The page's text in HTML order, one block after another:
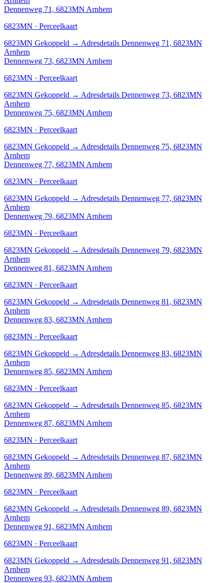
Dennenweg 71, 6823MN Arnhem
6823MN · Perceelkaart
6823MN Gekoppeld → Adresdetails Dennenweg 71, 6823MN
Arnhem
Dennenweg 73, 6823MN Arnhem
6823MN · Perceelkaart
6823MN Gekoppeld → Adresdetails Dennenweg 73, 6823MN
Arnhem
Dennenweg 75, 6823MN Arnhem
6823MN · Perceelkaart
6823MN Gekoppeld → Adresdetails Dennenweg 75, 6823MN
Arnhem
Dennenweg 77, 6823MN Arnhem
6823MN · Perceelkaart
6823MN Gekoppeld → Adresdetails Dennenweg 77, 6823MN
Arnhem
Dennenweg 79, 6823MN Arnhem
6823MN · Perceelkaart
6823MN Gekoppeld → Adresdetails Dennenweg 79, 6823MN
Arnhem
Dennenweg 81, 6823MN Arnhem
6823MN · Perceelkaart
6823MN Gekoppeld → Adresdetails Dennenweg 81, 6823MN
Arnhem
Dennenweg 83, 6823MN Arnhem
6823MN · Perceelkaart
6823MN Gekoppeld → Adresdetails Dennenweg 83, 6823MN
Arnhem
Dennenweg 85, 6823MN Arnhem
6823MN · Perceelkaart
6823MN Gekoppeld → Adresdetails Dennenweg 85, 6823MN
Arnhem
Dennenweg 87, 6823MN Arnhem
6823MN · Perceelkaart
6823MN Gekoppeld → Adresdetails Dennenweg 87, 6823MN
Arnhem
Dennenweg 89, 6823MN Arnhem
6823MN · Perceelkaart
6823MN Gekoppeld → Adresdetails Dennenweg 89, 6823MN
Arnhem
Dennenweg 91, 6823MN Arnhem
6823MN · Perceelkaart
6823MN Gekoppeld → Adresdetails Dennenweg 91, 6823MN
Arnhem
Dennenweg 93, 6823MN Arnhem